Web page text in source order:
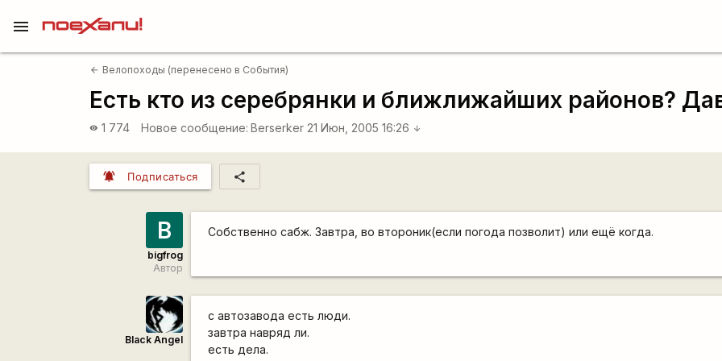
menu
arrow_back Велопоходы (перенесено в События)
Есть кто из серебрянки и ближлижайших районов?
visibility 1 774 Новое сообщение: Berserker 21 Июн, 2005 16:26 arrow_downward
notifications_active Подписаться share
B
bigfrog
Автор
Собственно сабж. Завтра, во второник(если погода позволит) или ещё когда.
Black Angel
с автозавода есть люди.
завтра навряд ли.
есть дела.